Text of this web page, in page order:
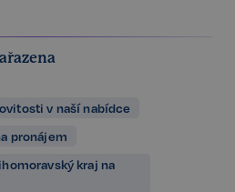
v naší nabídce
pronájem
kraj na